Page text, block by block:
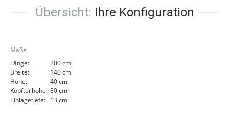
Übersicht: Ihre Konfiguration
Maße
Länge:
200 cm
Breite:
140 cm
Höhe:
40 cm
Kopfteilhöhe: 80 cm
Einlagetiefe: 13 cm